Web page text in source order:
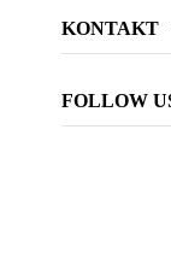
KONTAKT
FOLLOW